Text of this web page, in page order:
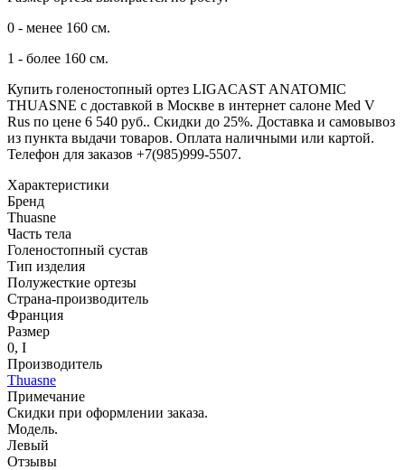
0 - менее 160 см.
1 - более 160 см.
Купить голеностопный ортез LIGACAST ANATOMIC
THUASNE с доставкой в Москве в интернет салоне Med V
Rus по цене 6 540 руб.. Скидки до 25%. Доставка и самовывоз
из пункта выдачи товаров. Оплата наличными или картой.
Телефон для заказов +7(985)999-5507.
Характеристики
Бренд
Thuasne
Часть тела
Голеностопный сустав
Тип изделия
Полужесткие ортезы
Страна-производитель
Франция
Размер
0, I
Производитель
Thuasne
Примечание
Скидки при оформлении заказа.
Модель.
Левый
Отзывы